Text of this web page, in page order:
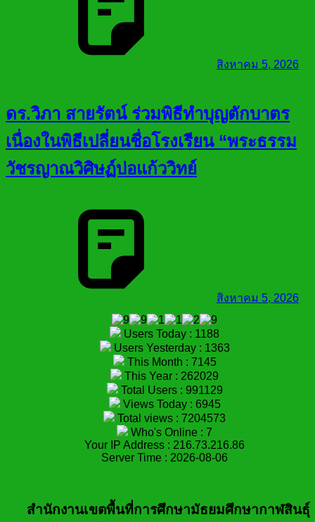
สิงหาคม 5, 2026
ดร.วิภา สายรัตน์ ร่วมพิธีทำบุญตักบาตร
เนื่องในพิธีเปลี่ยนชื่อโรงเรียน “พระธรรม
วัชรญาณวิศิษฏ์บ่อแก้ววิทย์
สิงหาคม 5, 2026
Users Today : 1188
Users Yesterday : 1363
This Month : 7145
This Year : 262029
Total Users : 991129
Views Today : 6945
Total views : 7204573
Who's Online : 7
Your IP Address : 216.73.216.86
Server Time : 2026-08-06
สำนักงานเขตพื้นที่การศึกษามัธยมศึกษากาฬสินธุ์